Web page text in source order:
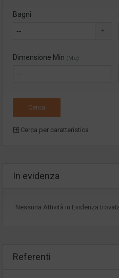
Bagni
--
Dimensione Min (Mq)
Cerca per caratteristica
In evidenza
Nessuna Attività in Evidenza
Referenti